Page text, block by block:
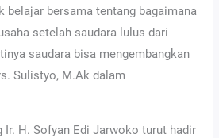
belajar bersama tentang bagaimana
setelah saudara lulus dari
saudara bisa mengembangkan
Sulistyo, M.Ak dalam
H. Sofyan Edi Jarwoko turut hadir